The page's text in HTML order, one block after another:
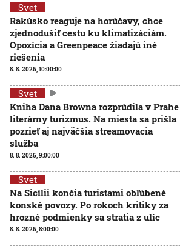
Svet
Rakúsko reaguje na horúčavy, chce
zjednodušiť cestu ku klimatizáciám.
Opozícia a Greenpeace žiadajú iné
riešenia
8. 8. 2026, 10:00:00
Svet
Kniha Dana Browna rozprúdila v Prahe
literárny turizmus. Na miesta sa prišla
pozrieť aj najväčšia streamovacia
služba
8. 8. 2026, 9:00:00
Svet
Na Sicílii končia turistami obľúbené
konské povozy. Po rokoch kritiky za
hrozné podmienky sa stratia z ulíc
8. 8. 2026, 8:00:00